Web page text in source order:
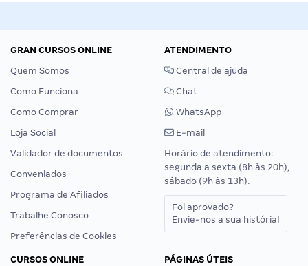
GRAN CURSOS ONLINE
Quem Somos
Como Funciona
Como Comprar
Loja Social
Validador de documentos
Conveniados
Programa de Afiliados
Trabalhe Conosco
Preferências de Cookies
ATENDIMENTO
Central de ajuda
Chat
WhatsApp
E-mail
Horário de atendimento:
segunda a sexta (8h às 20h),
sábado (9h às 13h).
Foi aprovado?
Envie-nos a sua história!
CURSOS ONLINE
PÁGINAS ÚTEIS